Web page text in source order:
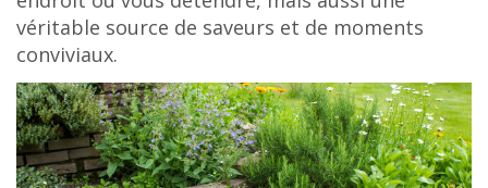
véritable source de saveurs et de moments
conviviaux.